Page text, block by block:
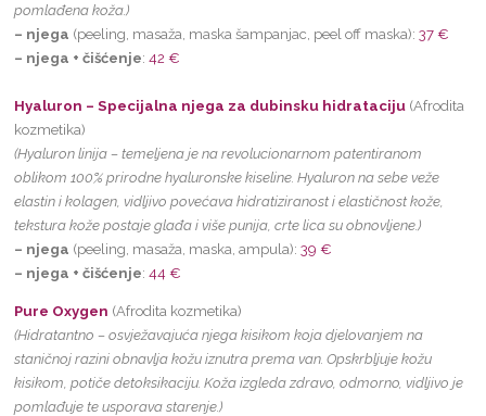
pomlađena koža.)
– njega (peeling, masaža, maska šampanjac, peel off maska):37 €
– njega + čišćenje:42 €
Hyaluron – Specijalna njega za dubinsku hidrataciju (Afrodita
kozmetika)
(Hyaluron linija – temeljena je na revolucionarnom patentiranom
oblikom 100% prirodne hyaluronske kiseline. Hyaluron na sebe veže
elastin i kolagen, vidljivo povećava hidratiziranost i elastičnost kože,
tekstura kože postaje glađa i više punija, crte lica su obnovljene.)
– njega (peeling, masaža, maska, ampula):39 €
– njega + čišćenje:44 €
Pure Oxygen (Afrodita kozmetika)
(Hidratantno – osvježavajuća njega kisikom koja djelovanjem na
staničnoj razini obnavlja kožu iznutra prema van. Opskrbljuje kožu
kisikom, potiče detoksikaciju. Koža izgleda zdravo, odmorno, vidljivo je
pomlađuje te usporava starenje.)